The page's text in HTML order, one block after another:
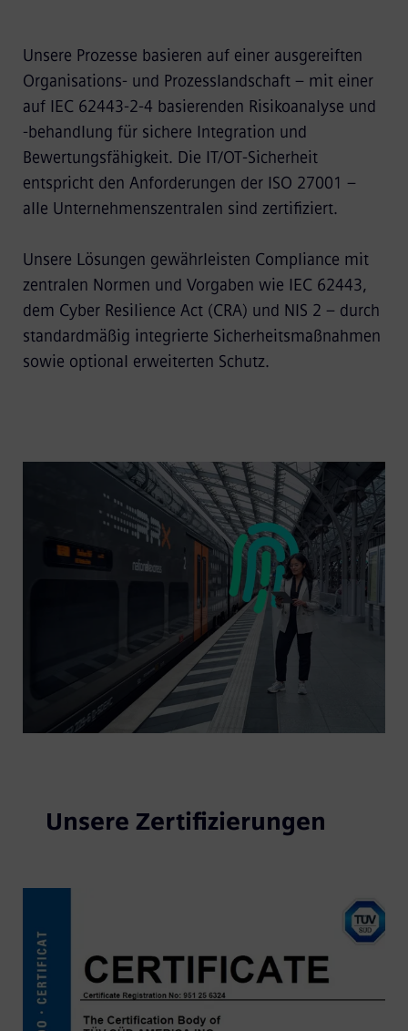
Unsere Prozesse basieren auf einer ausgereiften
Organisations- und Prozesslandschaft – mit einer
auf IEC 62443-2-4 basierenden Risikoanalyse und
-behandlung für sichere Integration und
Bewertungsfähigkeit. Die IT/OT-Sicherheit
entspricht den Anforderungen der ISO 27001 –
alle Unternehmenszentralen sind zertifiziert.
Unsere Lösungen gewährleisten Compliance mit
zentralen Normen und Vorgaben wie IEC 62443,
dem Cyber Resilience Act (CRA) und NIS 2 – durch
standardmäßig integrierte Sicherheitsmaßnahmen
sowie optional erweiterten Schutz.
Unsere Zertifizierungen